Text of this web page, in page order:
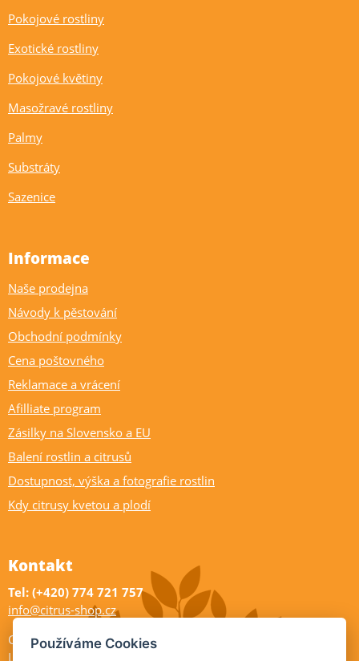
Pokojové rostliny
Exotické rostliny
Pokojové květiny
Masožravé rostliny
Palmy
Substráty
Sazenice
Informace
Naše prodejna
Návody k pěstování
Obchodní podmínky
Cena poštovného
Reklamace a vrácení
Afilliate program
Zásilky na Slovensko a EU
Balení rostlin a citrusů
Dostupnost, výška a fotografie rostlin
Kdy citrusy kvetou a plodí
Kontakt
Tel: (+420) 774 721 757
info@citrus-shop.cz
Citrus shop zahradnictví
Legionářů 2
Používáme Cookies